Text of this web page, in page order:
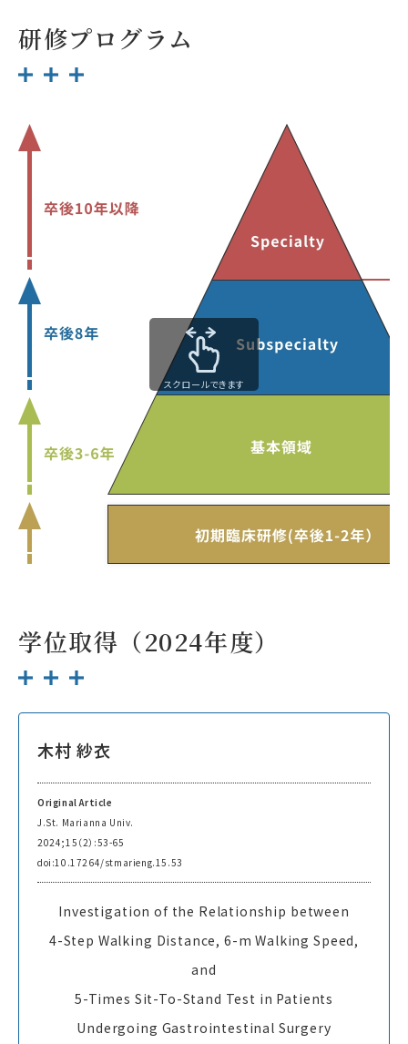
研修プログラム
スクロールできます
学位取得（2024年度）
木村 紗衣
Original Article
J.St. Marianna Univ.
2024;15（2）:53-65
doi:10.17264/stmarieng.15.53
Investigation of the Relationship between
4-Step Walking Distance, 6-m Walking Speed,
and
5-Times Sit-To-Stand Test in Patients
Undergoing Gastrointestinal Surgery